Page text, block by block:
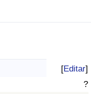
[Editar]
?